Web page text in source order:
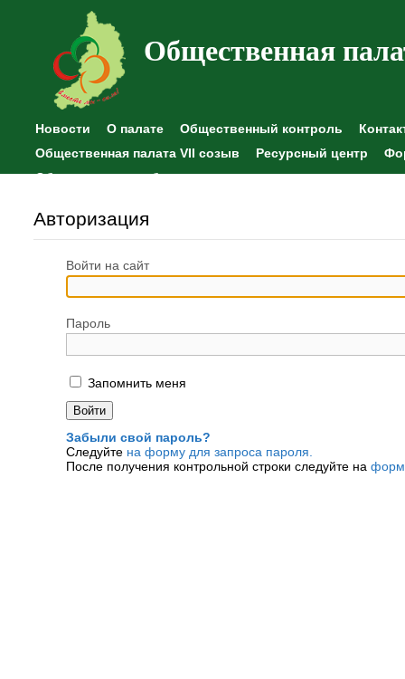
Общественная
Новости О палате Общественный контроль
Общественная палата VII созыв
Ресурсный центр
Общественные наблюдения
Авторизация
Войти на сайт
Пароль
Запомнить меня
Забыли свой пароль?
Следуйте на форму для запроса пароля.
После получения контрольной строки следуйте на